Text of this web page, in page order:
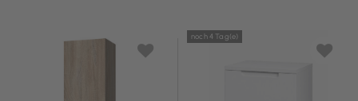
noch 4 Tag(e)